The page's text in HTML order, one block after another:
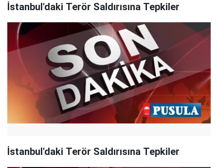
İstanbul'daki Terör Saldırısına Tepkiler
İstanbul'daki Terör Saldırısına Tepkiler